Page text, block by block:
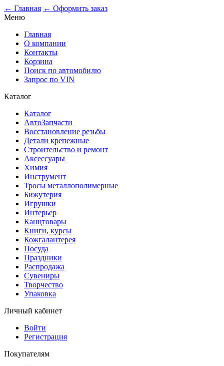
← Главная ← Оформить заказ
Меню
Главная
О компании
Контакты
Корзина
Поиск по автомобилю
Запрос по VIN
Каталог
Каталог
АвтоЗапчасти
Восстановление резьбы
Детали крепежные
Строительство и ремонт
Аксессуары
Химия
Инструмент
Тросы металлополимерные
Бижутерия
Игрушки
Интерьер
Канцтовары
Книги, курсы
Кожгалантерея
Посуда
Праздники
Распродажа
Сувениры
Творчество
Упаковка
Личный кабинет
Войти
Регистрация
Покупателям